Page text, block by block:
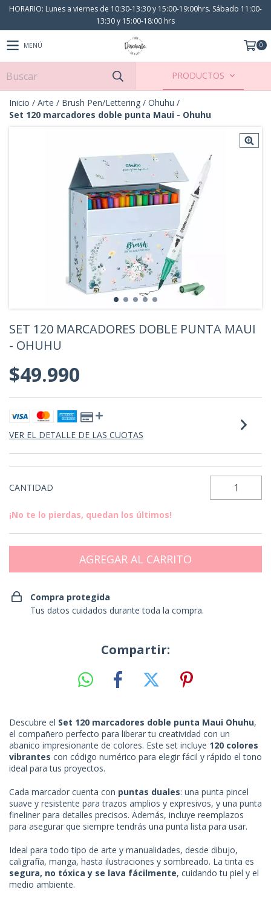
HORARIO: Lunes a viernes de 10:30-13:30 y 15:00-19:00hrs. Sábado 11:00-
13:30 y 15:00-18:00 hrs
MENÚ 0
PRODUCTOS
Inicio / Arte / Brush Pen/Lettering / Ohuhu /
Set 120 marcadores doble punta Maui - Ohuhu
SET 120 MARCADORES DOBLE PUNTA MAUI
- OHUHU
$49.990
VER EL DETALLE DE LAS CUOTAS
CANTIDAD
¡No te lo pierdas, quedan los últimos!
Compra protegida
Tus datos cuidados durante toda la compra.
Compartir:
Descubre el Set 120 marcadores doble punta Maui Ohuhu,
el compañero perfecto para liberar tu creatividad con un
abanico impresionante de colores. Este set incluye 120 colores
vibrantes con código numérico para elegir fácil y rápido el tono
ideal para tus proyectos.
Cada marcador cuenta con puntas duales: una punta pincel
suave y resistente para trazos amplios y expresivos, y una punta
fineliner para detalles precisos. Además, incluye reemplazos
para asegurar que siempre tendrás una punta lista para usar.
Ideal para todo tipo de arte y manualidades, desde dibujo,
caligrafía, manga, hasta ilustraciones y sombreado. La tinta es
segura, no tóxica y se lava fácilmente, cuidando tu piel y el
medio ambiente.